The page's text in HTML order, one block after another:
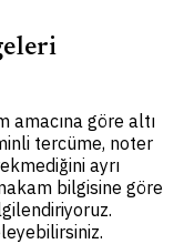
amacına göre altı
tercüme, noter
ayrı
bilgisine göre